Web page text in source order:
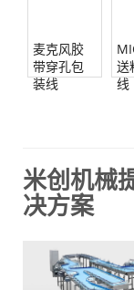
麦克风胶
带穿孔包
装线
送
线
米创机械
决方案